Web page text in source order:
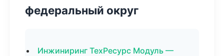
федеральный округ
Инжиниринг ТехРесурс Модуль —